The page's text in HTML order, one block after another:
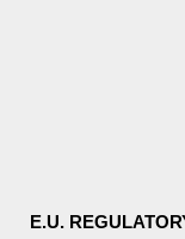
E.U.